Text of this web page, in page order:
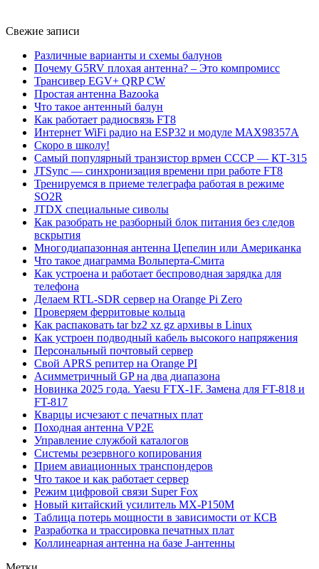
Свежие записи
Различные варианты и схемы балунов
Почему G5RV плохая антенна? – Это компромисс
Трансивер EGV+ QRP CW
Простая антенна Bazooka
Что такое антенный балун
Как работает радиосвязь FT8
Интернет WiFi радио на ESP32 и модуле MAX98357A
Скоро в школу!
Самый популярный транзистор врмен СССР — КТ-315
JTSync — синхронизация времени при работе FT8
Тренируемся в приеме телеграфа работая в режиме
SO2R
JTDX специальные сиволы
Как разобрать не разборный блок питания без следов
вскрытия
Многодиапазонная антенна Цепелин или Американка
Что такое диаграмма Вольперта-Смита
Как устроена и работает беспроводная зарядка для
телефона
Делаем RTL-SDR сервер на Orange Pi Zero
Проверяем ферритовые кольца
Как распаковать tar bz2 xz gz архивы в Linux
Как устроен подводный кабель высокого напряжения
Персональный почтовый сервер
Свой APRS репитер на Orange PI
Асимметричный GP на два диапазона
Новинка 2025 года. Yaesu FTX-1F. Замена для FT-818 и
FT-817
Кварцы исчезают с печатных плат
Походная антенна VP2E
Управление службой каталогов
Системы резервного копирования
Прием авиационных транспондеров
Что такое и как работает сервер
Режим цифровой связи Super Fox
Новый китайский усилитель MX-P150M
Таблица потерь мощности в зависимости от КСВ
Разработка и трассировка печатных плат
Коллинеарная антенна на базе J-антенны